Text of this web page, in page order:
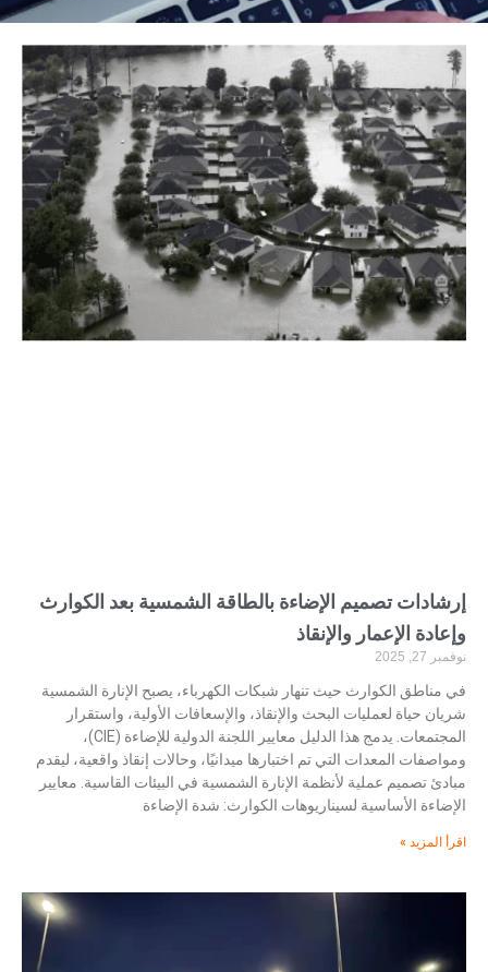
إرشادات تصميم الإضاءة بالطاقة الشمسية بعد الكوارث
وإعادة الإعمار والإنقاذ
نوفمبر 27, 2025
في مناطق الكوارث حيث تنهار شبكات الكهرباء، يصبح الإنارة الشمسية
شريان حياة لعمليات البحث والإنقاذ، والإسعافات الأولية، واستقرار
المجتمعات. يدمج هذا الدليل معايير اللجنة الدولية للإضاءة (CIE)،
ومواصفات المعدات التي تم اختبارها ميدانيًا، وحالات إنقاذ واقعية، ليقدم
مبادئ تصميم عملية لأنظمة الإنارة الشمسية في البيئات القاسية. معايير
الإضاءة الأساسية لسيناريوهات الكوارث: شدة الإضاءة
اقرأ المزيد »